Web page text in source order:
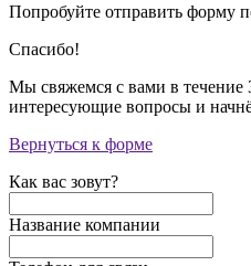
Попробуйте отправить форму
Спасибо!
Мы свяжемся с вами в течение
интересующие вопросы и
Вернуться к форме
Как вас зовут?
Название компании